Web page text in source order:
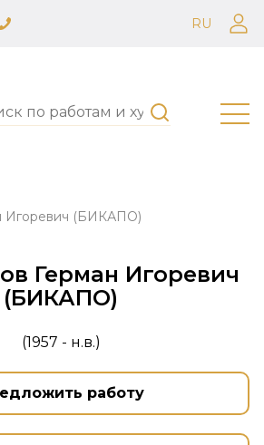
RU
Игоревич (БИКАПО)
Герман Игоревич
(БИКАПО)
(1957 - н.в.)
работу